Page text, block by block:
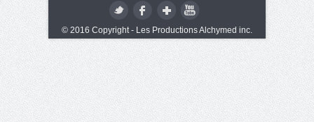
© 2016 Copyright - Les Productions Alchymed inc.